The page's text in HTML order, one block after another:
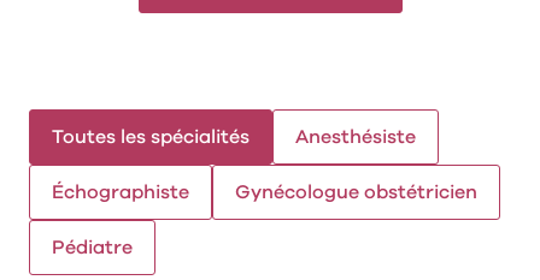
Toutes les spécialités Anesthésiste
Échographiste Gynécologue obstétricien
Pédiatre